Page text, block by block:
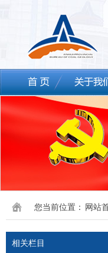
您当前位置： 网站
相关栏目